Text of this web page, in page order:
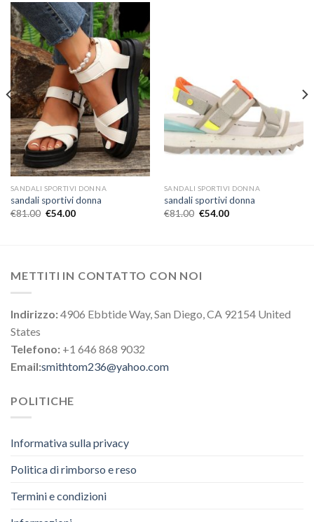
SANDALI SPORTIVI DONNA
sandali sportivi donna
€81.00 €54.00
SANDALI SPORTIVI DONNA
sandali sportivi donna
€81.00 €54.00
METTITI IN CONTATTO CON NOI
Indirizzo:4906 Ebbtide Way, San Diego, CA 92154 United
States
Telefono: +1 646 868 9032
Email:smithtom236@yahoo.com
POLITICHE
Informativa sulla privacy
Politica di rimborso e reso
Termini e condizioni